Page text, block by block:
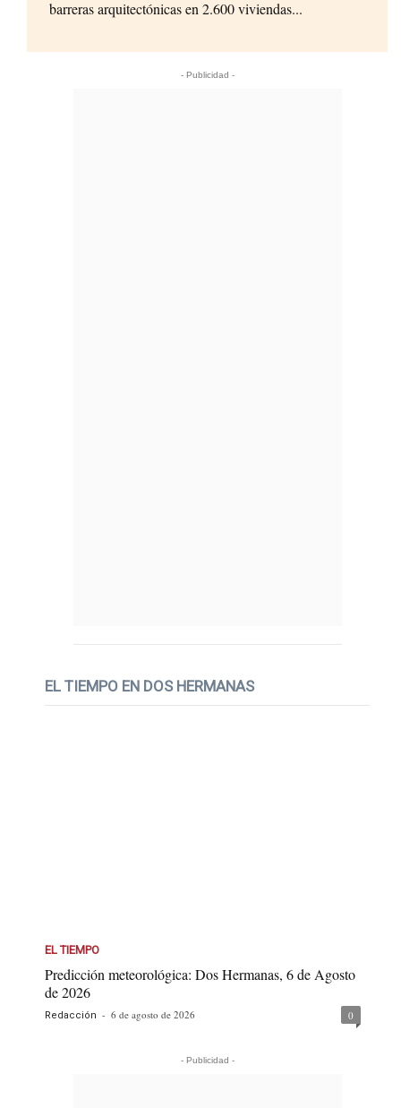
barreras arquitectónicas en 2.600 viviendas...
- Publicidad -
EL TIEMPO EN DOS HERMANAS
EL TIEMPO
Predicción meteorológica: Dos Hermanas, 6 de Agosto
de 2026
Redacción - 6 de agosto de 2026 0
- Publicidad -